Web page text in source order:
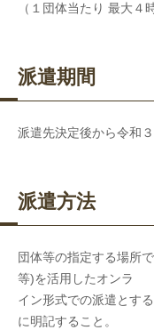
（１団体当たり 最大
派遣期間
派遣先決定後から令和
派遣方法
団体等の指定する場所
等)を活用したオンラ
イン形式での派遣とす
に明記すること。